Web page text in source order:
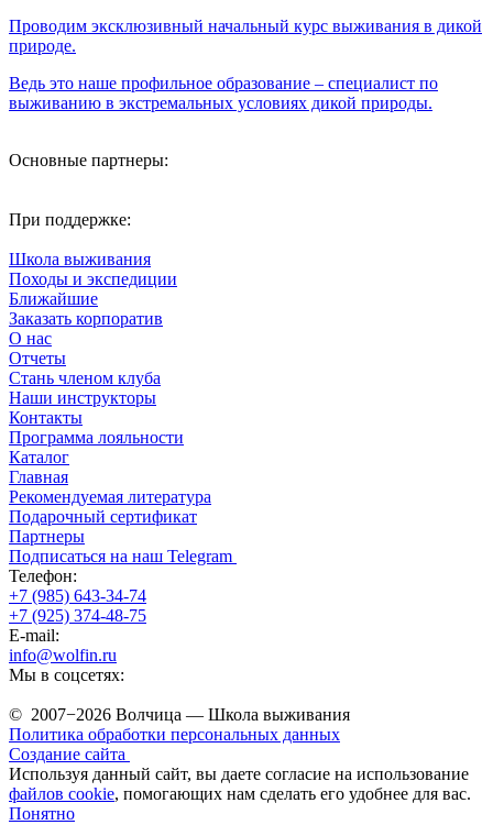
Проводим эксклюзивный начальный курс выживания в дикой
природе.
Ведь это наше профильное образование – специалист по
выживанию в экстремальных условиях дикой природы.
Основные партнеры:
При поддержке:
Школа выживания
Походы и экспедиции
Ближайшие
Заказать корпоратив
О нас
Отчеты
Стань членом клуба
Наши инструкторы
Контакты
Программа лояльности
Каталог
Главная
Рекомендуемая литература
Подарочный сертификат
Партнеры
Подписаться на наш Telegram
Телефон:
+7 (985) 643-34-74
+7 (925) 374-48-75
E-mail:
info@wolfin.ru
Мы в соцсетях:
© 2007−2026 Волчица — Школа выживания
Политика обработки персональных данных
Создание сайта
Используя данный сайт, вы даете согласие на использование
файлов cookie, помогающих нам сделать его удобнее для вас.
Понятно